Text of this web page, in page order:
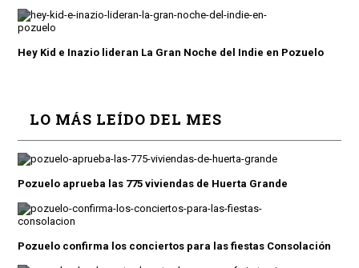
Hey Kid e Inazio lideran La Gran Noche del Indie en Pozuelo
LO MÁS LEÍDO DEL MES
Pozuelo aprueba las 775 viviendas de Huerta Grande
Pozuelo confirma los conciertos para las fiestas Consolación